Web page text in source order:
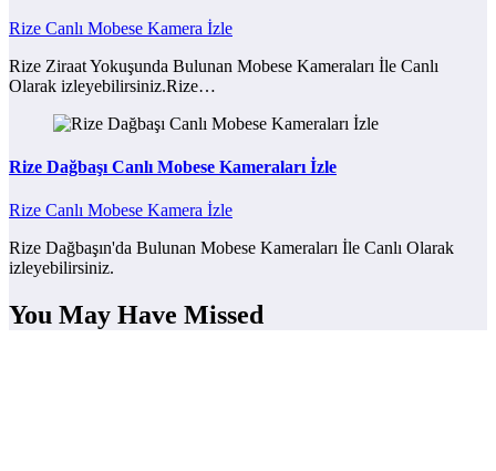
Rize Canlı Mobese Kamera İzle
Rize Ziraat Yokuşunda Bulunan Mobese Kameraları İle Canlı
Olarak izleyebilirsiniz.Rize…
Rize Dağbaşı Canlı Mobese Kameraları İzle
Rize Canlı Mobese Kamera İzle
Rize Dağbaşın'da Bulunan Mobese Kameraları İle Canlı Olarak
izleyebilirsiniz.
You May Have Missed